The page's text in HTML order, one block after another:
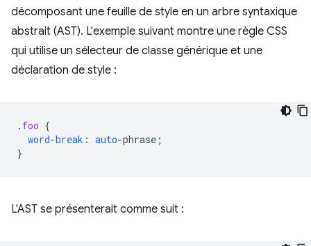
décomposant une feuille de style en un arbre syntaxique
abstrait (AST). L'exemple suivant montre une règle CSS
qui utilise un sélecteur de classe générique et une
déclaration de style :
. foo {
word-break : auto-phrase ;
}
L'AST se présenterait comme suit :